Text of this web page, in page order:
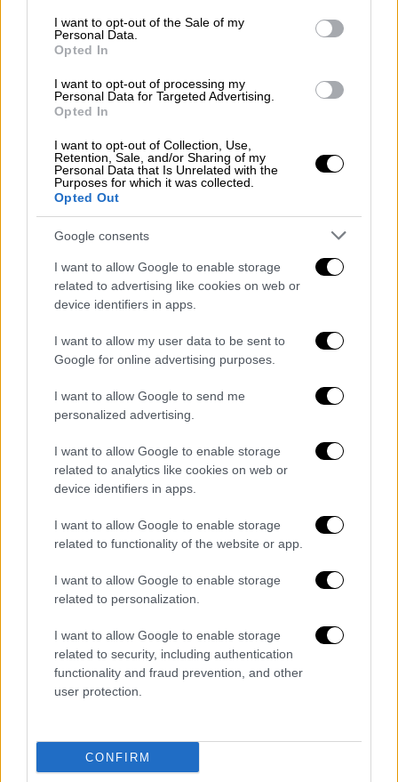
consent section.
I want to opt-out of the Sale of my
Personal Data.
Opted In
I want to opt-out of processing my
Personal Data for Targeted Advertising.
Opted In
I want to opt-out of Collection, Use,
Retention, Sale, and/or Sharing of my
Personal Data that Is Unrelated with the
Purposes for which it was collected.
Opted Out
Google consents
I want to allow Google to enable storage
related to advertising like cookies on web or
device identifiers in apps.
I want to allow my user data to be sent to
Google for online advertising purposes.
I want to allow Google to send me
personalized advertising.
I want to allow Google to enable storage
related to analytics like cookies on web or
device identifiers in apps.
I want to allow Google to enable storage
related to functionality of the website or app.
I want to allow Google to enable storage
related to personalization.
I want to allow Google to enable storage
related to security, including authentication
functionality and fraud prevention, and other
user protection.
CONFIRM
αποτελεσματικότητα των αντισωμάτων",
δήλωσε ο ιολόγος Ολιβιέ Σβαρτς του
Ακόμη και το sotrovimab που τα πάει
δοσολογία σε σχέση με τις άλλες
παραλλαγές του κορονοϊού, για να μειώσει
στο μισό τη δυνατότητα πολλαπλασιασμού
της Όμικρον μέσα στο σώμα του ασθενούς. Η
σχετική ανθεκτικότητα του συγκεκριμένου
μονοκλωνικού αντισώματος, σύμφωνα με
τον ιολόγο Στούαρτ Τέρβιλ του Ινστιτούτου
Κίρμπι του Σίδνεϊ, πιθανώς οφείλεται στο
ότι το sotrovimab στοχεύει σε ένα τμήμα της
πρωτεΐνης ακίδας που παραμένει
αμετάβλητο σε πολλές παραλλαγές του ιού.
Ελλάδα|22.12.2021 08:35
Χανιά: Νεαροί έδειξαν μεγαλείο
ψυχής και πλήρωσαν ξενοδοχείο για
να μείνει άστεγος
Οικονομία|22.12.2021 08:55
πληρώνονται σήμερα
Οικονομία|22.12.2021 09:08
κάνουν οι εργαζόμενοι αν δεν τους
καταβληθεί